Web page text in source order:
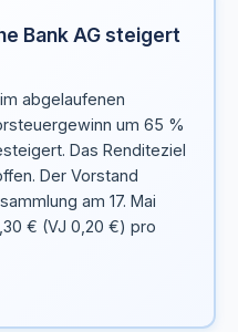
Bank AG steigert
abgelaufenen
um 65 %
Das Renditeziel
Der Vorstand
am 17. Mai
€ (VJ 0,20 €) pro